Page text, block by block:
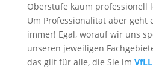
Oberstufe kaum professionell
Um Professionalität aber geht
immer! Egal, worauf wir uns
unseren jeweiligen
das gilt für alle, die Sie im VfLL